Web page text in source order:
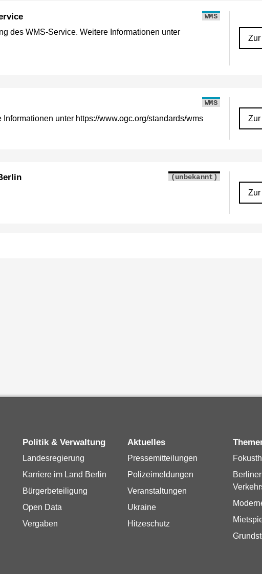
WMS
des WMS-Service. Weitere Informationen unter
WMS
unter https://www.ogc.org/standards/wms
(unbekannt)
Politik & Verwaltung
Landesregierung
Karriere im Land Berlin
Bürgerbeteiligung
Open Data
Vergaben
Aktuelles
Pressemitteilungen
Polizeimeldungen
Veranstaltungen
Ukraine
Hitzeschutz
Berliner